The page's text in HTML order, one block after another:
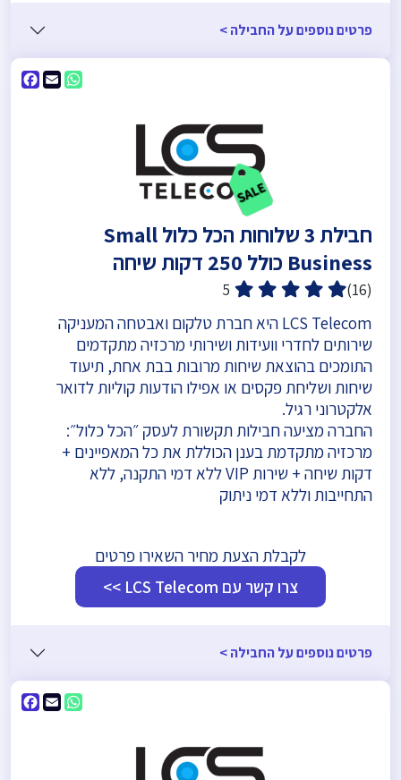
פרטים נוספים על החבילה >
Email
WhatsApp
חבילת 3 שלוחות הכל כלול Small
Business כולל 250 דקות שיחה
(16)
5
LCS Telecom היא חברת טלקום ואבטחה המעניקה
שירותים לחדרי וועידות ושירותי מרכזיה מתקדמים
התומכים בהוצאת שיחות מרובות בבת אחת, תיעוד
שיחות ושליחת פקסים או אפילו הודעות קוליות לדואר
אלקטרוני רגיל.
החברה מציעה חבילות תקשורת לעסק ״הכל כלול״:
מרכזיה מתקדמת בענן הכוללת את כל המאפיינים +
דקות שיחה + שירות VIP ללא דמי התקנה, ללא
התחייבות וללא דמי ניתוק
לקבלת הצעת מחיר השאירו פרטים
צרו קשר עם LCS Telecom >>
פרטים נוספים על החבילה >
Email
WhatsApp